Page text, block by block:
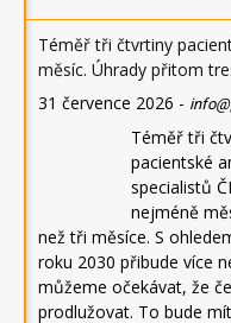
Téměř tři čtvrtiny
měsíc. Úhrady přitom
31 července 2026 -
Téměř tři
pacientské
specialistů
nejméně
než tři měsíce. S
roku 2030 přibude více
můžeme očekávat, že
prodlužovat. To bude